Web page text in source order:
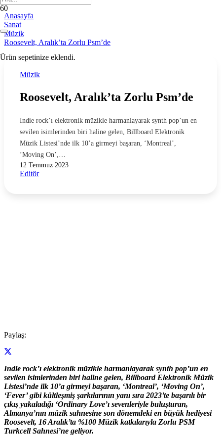
Ürün sepetinize eklendi.
Anasayfa
Sanat
Müzik
Roosevelt, Aralık’ta Zorlu Psm’de
Müzik
Roosevelt, Aralık’ta Zorlu Psm’de
Indie rock’ı elektronik müzikle harmanlayarak synth pop’un en
sevilen isimlerinden biri haline gelen, Billboard Elektronik
Müzik Listesi’nde ilk 10’a girmeyi başaran, ‘Montreal’,
‘Moving On’,…
12 Temmuz 2023
Editör
Paylaş:
Indie rock’ı elektronik müzikle harmanlayarak synth pop’un en
sevilen isimlerinden biri haline gelen, Billboard Elektronik Müzik
Listesi’nde ilk 10’a girmeyi başaran, ‘Montreal’, ‘Moving On’,
‘Fever’ gibi kültleşmiş şarkılarının yanı sıra 2023’te başarılı bir
çıkış yakaladığı ‘Ordinary Love’ı sevenleriyle buluşturan,
Almanya’nın müzik sahnesine son dönemdeki en büyük hediyesi
Roosevelt, 16 Aralık’ta %100 Müzik katkılarıyla Zorlu PSM
Turkcell Sahnesi’ne geliyor.